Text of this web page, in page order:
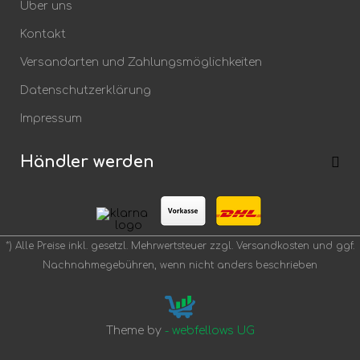
Über uns
Kontakt
Versandarten und Zahlungsmöglichkeiten
Datenschutzerklärung
Impressum
Händler werden
*) Alle Preise inkl. gesetzl. Mehrwertsteuer zzgl. Versandkosten und ggf.
Nachnahmegebühren, wenn nicht anders beschrieben
Theme by - webfellows UG